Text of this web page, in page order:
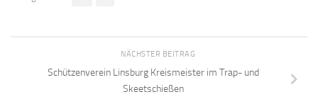
NÄCHSTER BEITRAG
Schützenverein Linsburg Kreismeister im Trap- und
Skeetschießen